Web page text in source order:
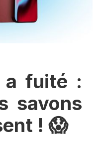
a fuité :
savons
! 😱